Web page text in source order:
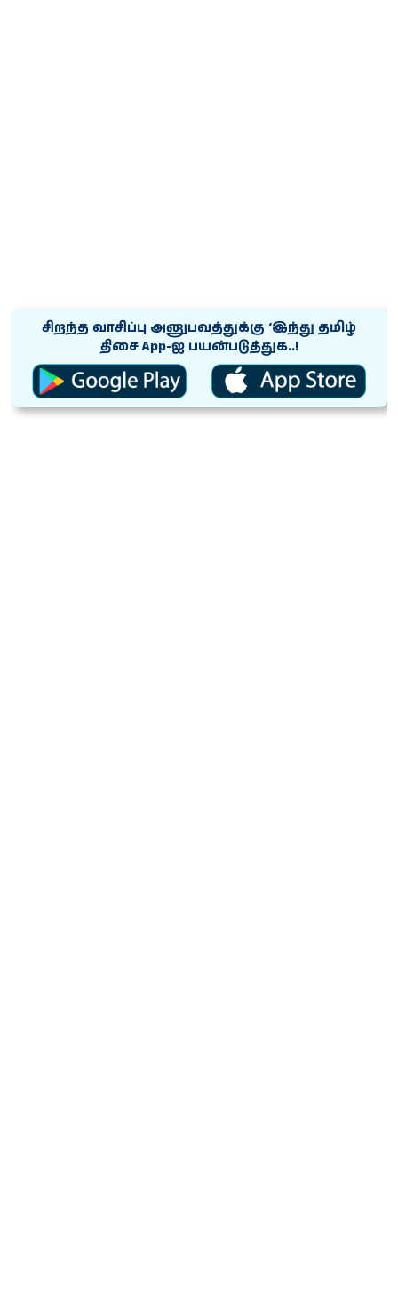
சிறந்த வாசிப்பு அனுபவத்துக்கு ‘இந்து தமிழ்
திசை App-ஐ பயன்படுத்துக..!